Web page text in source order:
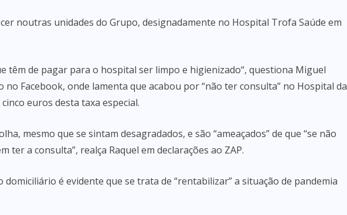
noutras unidades do Grupo, designadamente no Hospital Trofa Saúde em
têm de pagar para o hospital ser limpo e higienizado“, questiona Miguel
no Facebook, onde lamenta que acabou por “não ter consulta” no Hospital da
euros desta taxa especial.
mesmo que se sintam desagradados, e são “ameaçados” de que “se não
ter a consulta”, realça Raquel em declarações ao ZAP.
domiciliário é evidente que se trata de “rentabilizar” a situação de pandemia